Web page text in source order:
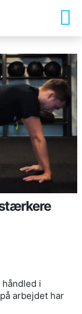
i
arbejdet har